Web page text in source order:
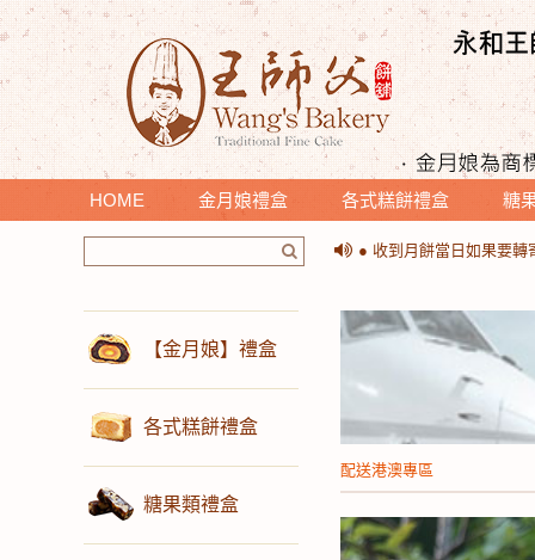
HOME 金月娘禮盒 各式糕餅禮盒 糖
＊提醒您收到月餅時，
● 收到月餅當日如果要轉
● 收到月餅當日如果要轉
【金月娘】禮盒
各式糕餅禮盒
糖果類禮盒
配送港澳專區